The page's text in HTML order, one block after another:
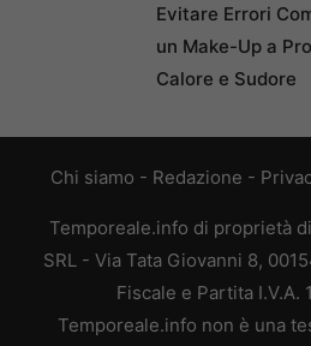
Evitare Errori
un Make-Up a
Calore e Sudore
Chi siamo - Redazione -
Temporeale.info di proprietà di
SRL - Via Tata Giovanni 8,
Fiscale e Partita I.V.A.
Temporeale.info non è una